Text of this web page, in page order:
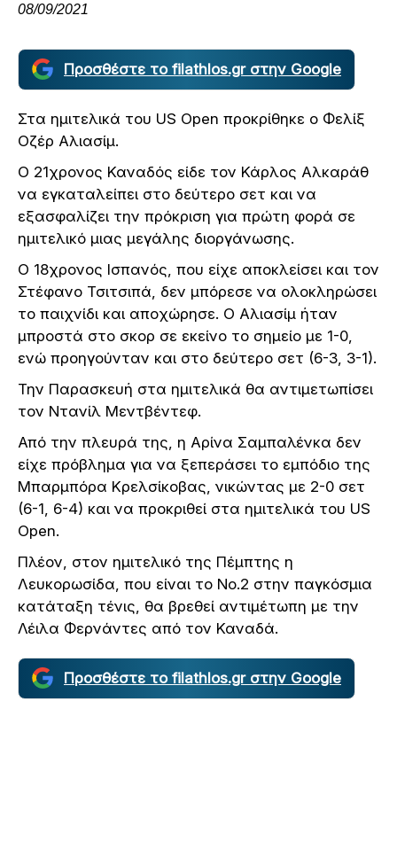
08/09/2021
Προσθέστε το filathlos.gr στην Google
Στα ημιτελικά του US Open προκρίθηκε ο Φελίξ
Οζέρ Αλιασίμ.
Ο 21χρονος Καναδός είδε τον Κάρλος Αλκαράθ
να εγκαταλείπει στο δεύτερο σετ και να
εξασφαλίζει την πρόκριση για πρώτη φορά σε
ημιτελικό μιας μεγάλης διοργάνωσης.
Ο 18χρονος Ισπανός, που είχε αποκλείσει και τον
Στέφανο Τσιτσιπά, δεν μπόρεσε να ολοκληρώσει
το παιχνίδι και αποχώρησε. Ο Αλιασίμ ήταν
μπροστά στο σκορ σε εκείνο το σημείο με 1-0,
ενώ προηγούνταν και στο δεύτερο σετ (6-3, 3-1).
Την Παρασκευή στα ημιτελικά θα αντιμετωπίσει
τον Ντανίλ Μεντβέντεφ.
Από την πλευρά της, η Αρίνα Σαμπαλένκα δεν
είχε πρόβλημα για να ξεπεράσει το εμπόδιο της
Μπαρμπόρα Κρελσίκοβας, νικώντας με 2-0 σετ
(6-1, 6-4) και να προκριθεί στα ημιτελικά του US
Open.
Πλέον, στον ημιτελικό της Πέμπτης η
Λευκορωσίδα, που είναι το Νο.2 στην παγκόσμια
κατάταξη τένις, θα βρεθεί αντιμέτωπη με την
Λέιλα Φερνάντες από τον Καναδά.
Προσθέστε το filathlos.gr στην Google